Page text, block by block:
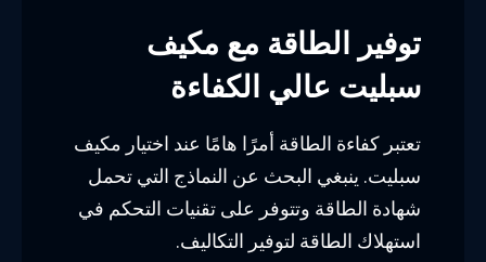
توفير الطاقة مع مكيف
سبليت عالي الكفاءة
تعتبر كفاءة الطاقة أمرًا هامًا عند اختيار مكيف
سبليت. ينبغي البحث عن النماذج التي تحمل
شهادة الطاقة وتتوفر على تقنيات التحكم في
استهلاك الطاقة لتوفير التكاليف.